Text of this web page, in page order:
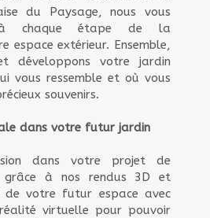
du Paysage, nous vous
à chaque étape de la
espace extérieur. Ensemble,
développons votre jardin
vous ressemble et où vous
souvenirs.
dans votre futur jardin
dans votre projet de
grâce à nos rendus 3D et
votre futur espace avec
virtuelle pour pouvoir